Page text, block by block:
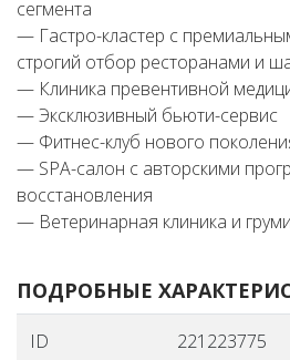
сегмента
— Гастро-кластер с
строгий отбор ресторанами и
— Клиника превентивной
— Эксклюзивный бьюти-сервис
— Фитнес-клуб нового
— SPA-салон с авторскими
восстановления
— Ветеринарная клиника и
ПОДРОБНЫЕ
ID 221223775